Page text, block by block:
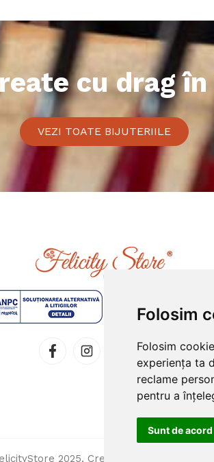
Folosim
Folosim
experiența ta
reclame
pentru a
Sunt de acord
cu drag în
VEZI TOATE BIJUTERIILE
2025. Creare Magazin Online